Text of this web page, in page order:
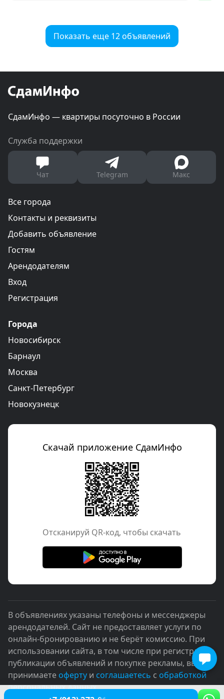
Показать еще 12 объявлений
СдамИнфо — квартиры посуточно в России
Служба поддержки
Чат Telegram Макс
Все города
Контакты и реквизиты
Добавить объявление
Гостям
Арендодателям
Вход
Регистрация
Города
Новосибирск
Барнаул
Москва
Санкт-Петербург
Новокузнецк
Скачай приложение СдамИнфо
Отcканируй QR-код, чтобы скачать
В объявлениях указаны телефоны и мессенджеры
арендодателей. Сайт не предоставляет услуги по
онлайн-бронированию и не берёт комиссию. При
использовании сайта, в том числе при регистрации,
публикации объявлений и покупке рекламы, вы
принимаете оферту и соглашаетесь с обработкой
персональных данных